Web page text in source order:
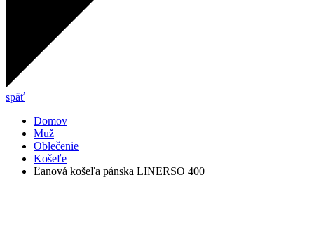
späť
Domov
Muž
Oblečenie
Košeľe
Ľanová košeľa pánska LINERSO 400